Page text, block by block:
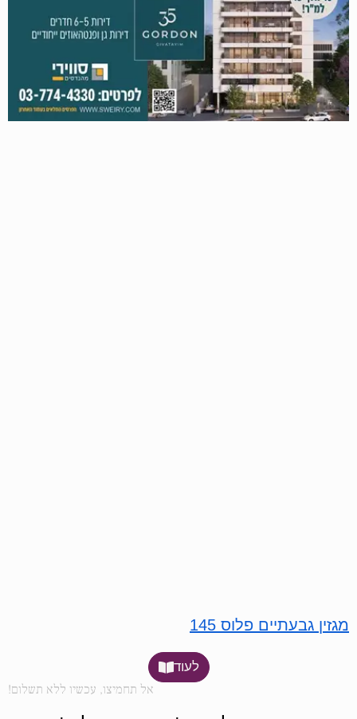
מגזין גבעתיים פלוס 145
לעוד
אל תחמיצו, עכשיו ללא תשלום!